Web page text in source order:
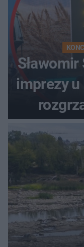
imprezy u